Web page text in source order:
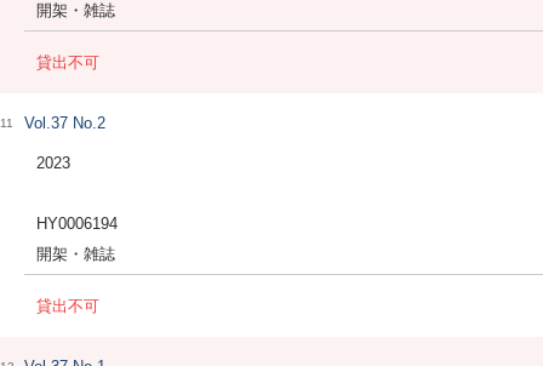
開架・雑誌
貸出不可
11 Vol.37 No.2
2023
HY0006194
開架・雑誌
貸出不可